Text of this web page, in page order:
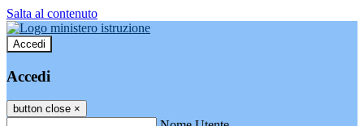
Salta al contenuto
Accedi
Accedi
button close ×